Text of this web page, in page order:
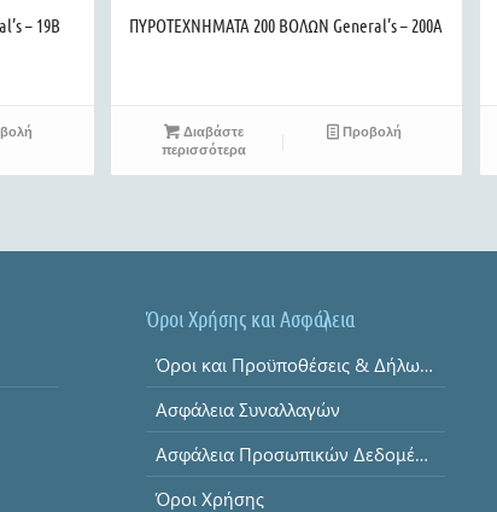
– 19B ΠΥΡΟΤΕΧΝΗΜΑΤΑ 200 ΒΟΛΩΝ General’s – 200Α
Διαβάστε
περισσότερα
Προβολή
Όροι Χρήσης και Ασφάλεια
Όροι και Προϋποθέσεις & Δήλωση Απορρήτου
Ασφάλεια Συναλλαγών
Ασφάλεια Προσωπικών Δεδομένων
Όροι Χρήσης